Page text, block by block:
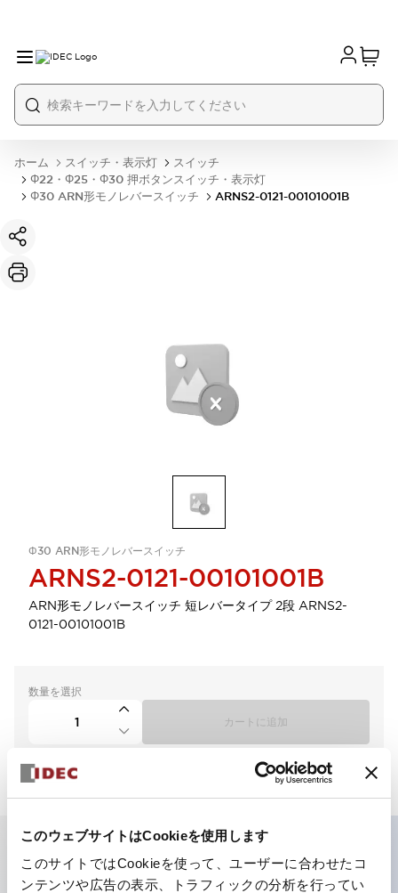
このウェブサイトはCookieを使用します
このサイトではCookieを使って、ユーザーに合わせたコ
ンテンツや広告の表示、トラフィックの分析を行ってい
ホーム スイッチ・表示灯
スイッチ
Φ22・Φ25・Φ30 押ボタンスイッチ・表示灯
Φ30 ARN形モノレバースイッチ
ARNS2-0121-00101001B
Φ30 ARN形モノレバースイッチ
ARNS2-0121-00101001B
ARN形モノレバースイッチ 短レバータイプ 2段 ARNS2-
0121-00101001B
数量を選択
カートに追加
主な特長